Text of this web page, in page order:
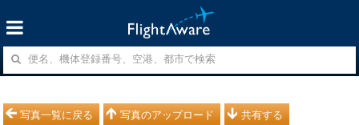
写真一覧に戻る 写真のアップロード 共有する